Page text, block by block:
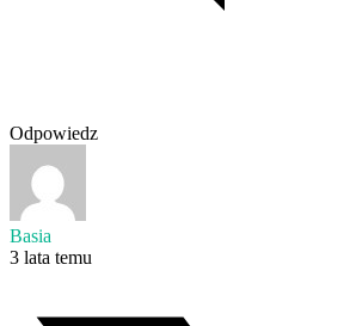
Odpowiedz
Basia
3 lata temu